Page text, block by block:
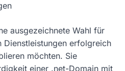
ausgezeichnete Wahl für
Dienstleistungen erfolgreich
möchten. Sie
einer .net-Domain mit